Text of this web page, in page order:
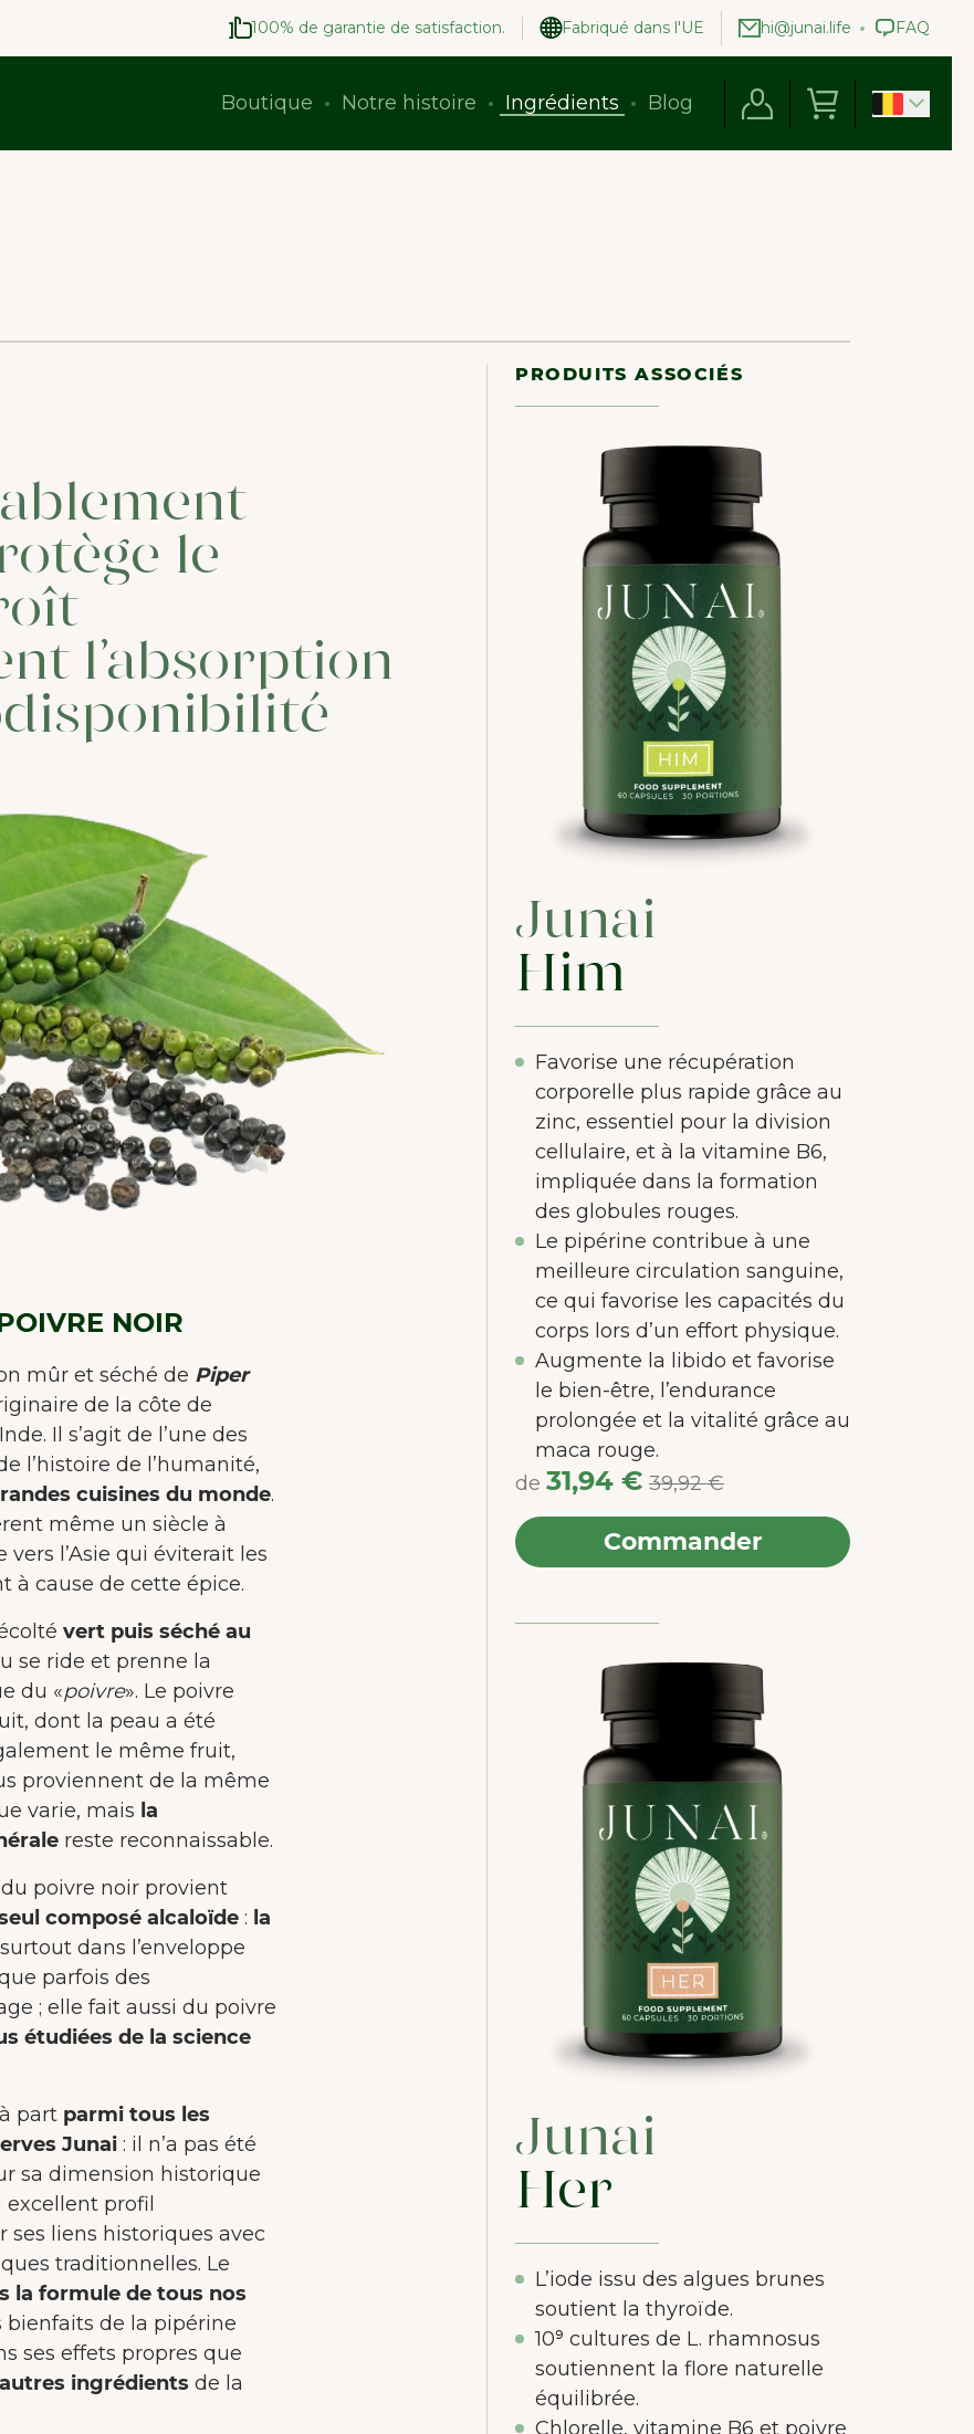
100% de garantie de satisfaction. Fabriqué dans l'UE hi@junai.life FAQ
Boutique Notre histoire Ingrédients Blog
le
l’absorption
NOIR
mûr et séché de Piper
de la côte de
Il s’agit de l’une des
l’histoire de l’humanité,
cuisines du monde.
même un siècle à
l’Asie qui éviterait les
à cause de cette épice.
vert puis séché au
se ride et prenne la
du «poivre». Le poivre
dont la peau a été
le même fruit,
proviennent de la même
varie, mais la
reste reconnaissable.
poivre noir provient
composé alcaloïde: la
dans l’enveloppe
parfois des
; elle fait aussi du poivre
étudiées de la science
part parmi tous les
Junai: il n’a pas été
sa dimension historique
excellent profil
liens historiques avec
traditionnelles. Le
la formule de tous nos
bienfaits de la pipérine
ses effets propres que
ingrédients de la
PRODUITS ASSOCIÉS
Junai
Him
Favorise une récupération
corporelle plus rapide grâce au
zinc, essentiel pour la division
cellulaire, et à la vitamine B6,
impliquée dans la formation
des globules rouges.
Le pipérine contribue à une
meilleure circulation sanguine,
ce qui favorise les capacités du
corps lors d’un effort physique.
Augmente la libido et favorise
le bien-être, l’endurance
prolongée et la vitalité grâce au
maca rouge.
de 31,94 € 39,92 €
Commander
Junai
Her
L’iode issu des algues brunes
soutient la thyroïde.
10⁹ cultures de L. rhamnosus
soutiennent la flore naturelle
équilibrée.
Chlorelle, vitamine B6 et poivre
BIENVENUE CHEZ JUNAIU.